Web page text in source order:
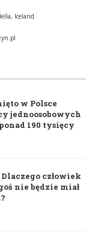
Iceland
w Polsce
jednoosobowych
190 tysięcy
Dlaczego człowiek
nie będzie miał